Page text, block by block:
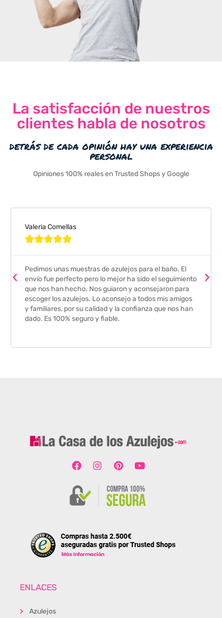
La satisfacción de nuestros
clientes habla de nosotros
detrás de cada opinión hay una experiencia
personal
Opiniones 100% reales en Trusted Shops y Google
Valeria Comellas

Pedimos unas muestras de azulejos para el baño. El
envío fue perfecto pero lo mejor ha sido el seguimiento
que nos han hecho. Nos guiaron y aconsejaron para
escoger los azulejos. Lo aconsejo a todos mis amigos
y familiares, por su calidad y la confianza que nos han
dado. Es 100% seguro y fiable.
ENLACES
Azulejos